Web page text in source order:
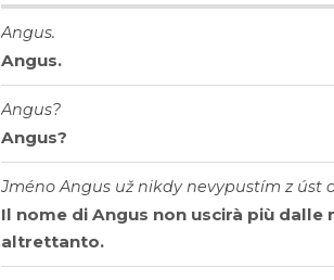
Angus.
Angus.
Angus?
Angus?
Jméno Angus už nikdy nevypustím z úst
Il nome di Angus non uscirà più dalle
altrettanto.